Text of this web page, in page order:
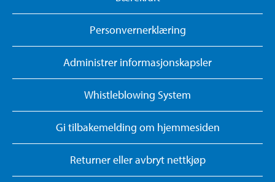
Personvernerklæring
Administrer informasjonskapsler
Whistleblowing System
Gi tilbakemelding om hjemmesiden
Returner eller avbryt nettkjøp